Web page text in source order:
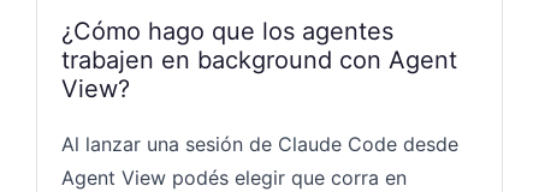
¿Cómo hago que los agentes
trabajen en background con Agent
View?
Al lanzar una sesión de Claude Code desde
Agent View podés elegir que corra en